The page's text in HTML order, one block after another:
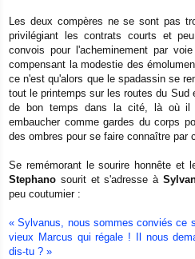
Les deux compères ne se sont pas
privilégiant les contrats courts et
convois pour l'acheminement par
compensant la modestie des
ce n'est qu'alors que le spadassin se
tout le printemps sur les routes du Sud
de bon temps dans la cité, là où il
embaucher comme gardes du corps
des ombres pour se faire connaître par
Se remémorant le sourire honnête et
Stephano sourit et s'adresse à
peu coutumier :
« Sylvanus, nous sommes conviés ce
vieux Marcus qui régale ! Il nous
dis-tu ? »